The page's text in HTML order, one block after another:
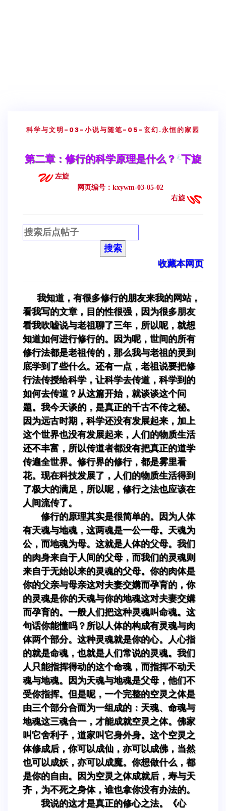
科学与文明-03-小说与随笔-05-玄幻.永恒的家园
第二章：修行的科学原理是什么？ 下旋
左旋
网页编号：kxywm-03-05-02
右旋
搜索
收藏本网页
我知道，有很多修行的朋友来我的网站，
看我写的文章，目的性很强，因为很多朋友
看我吹嘘说与老祖聊了三年，所以呢，就想
知道如何进行修行的。因为呢，世间的所有
修行法都是老祖传的，那么我与老祖的灵到
底学到了些什么。还有一点，老祖说要把修
行法传授给科学，让科学去传道，科学到的
如何去传道？从这篇开始，就谈谈这个问
题。我今天谈的，是真正的千古不传之秘。
因为远古时期，科学还没有发展起来，加上
这个世界也没有发展起来，人们的物质生活
还不丰富，所以传道者都没有把真正的道学
传遍全世界。修行界的修行，都是雾里看
花。现在科技发展了，人们的物质生活得到
了极大的满足，所以呢，修行之法也应该在
人间流传了。
修行的原理其实是很简单的。因为人体
有天魂与地魂，这两魂是一公一母。天魂为
公，而地魂为母。这就是人体的父母。我们
的肉身来自于人间的父母，而我们的灵魂则
来自于无始以来的灵魂的父母。你的肉体是
你的父亲与母亲这对夫妻交媾而孕育的，你
的灵魂是你的天魂与你的地魂这对夫妻交媾
而孕育的。一般人们把这种灵魂叫命魂。这
句话你能懂吗？所以人体的构成有灵魂与肉
体两个部分。这种灵魂就是你的心。人心指
的就是命魂，也就是人们常说的灵魂。我们
人只能指挥得动的这个命魂，而指挥不动天
魂与地魂。因为天魂与地魂是父母，他们不
受你指挥。但是呢，一个完整的空灵之体是
由三个部分合而为一组成的：天魂、命魂与
地魂这三魂合一，才能成就空灵之体。佛家
叫它舍利子，道家叫它身外身。这个空灵之
体修成后，你可以成仙，亦可以成佛，当然
也可以成妖，亦可以成魔。你想做什么，都
是你的自由。因为空灵之体成就后，寿与天
齐，为不死之身体，谁也拿你没有办法的。
我说的这才是真正的修心之法。《心